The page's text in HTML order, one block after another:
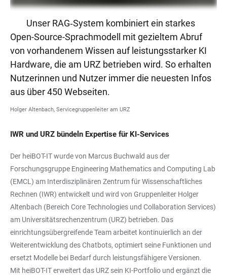
Unser RAG‑System kombiniert ein starkes
Open-Source-Sprachmodell mit gezieltem Abruf
von vorhandenem Wissen auf leistungsstarker KI
Hardware, die am URZ betrieben wird. So erhalten
Nutzerinnen und Nutzer immer die neuesten Infos
aus über 450 Webseiten.
Holger Altenbach, Servicegruppenleiter am URZ
IWR und URZ bündeln Expertise für KI-Services
Der heiBOT-IT wurde von Marcus Buchwald aus der
Forschungsgruppe Engineering Mathematics and Computing Lab
(EMCL) am Interdisziplinären Zentrum für Wissenschaftliches
Rechnen (IWR) entwickelt und wird von Gruppenleiter Holger
Altenbach (Bereich Core Technologies und Collaboration Services)
am Universitätsrechenzentrum (URZ) betrieben. Das
einrichtungsübergreifende Team arbeitet kontinuierlich an der
Weiterentwicklung des Chatbots, optimiert seine Funktionen und
ersetzt Modelle bei Bedarf durch leistungsfähigere Versionen.
Mit heiBOT-IT erweitert das URZ sein KI-Portfolio und ergänzt die